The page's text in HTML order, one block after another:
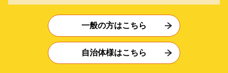
一般の方はこちら
自治体様はこちら